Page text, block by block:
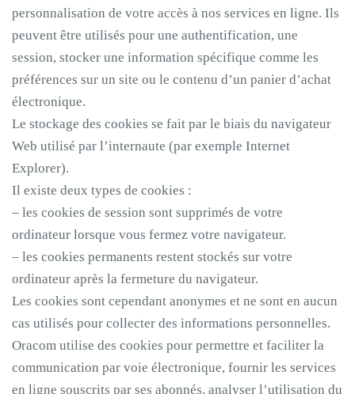
personnalisation de votre accès à nos services en ligne. Ils
peuvent être utilisés pour une authentification, une
session, stocker une information spécifique comme les
préférences sur un site ou le contenu d’un panier d’achat
électronique.
Le stockage des cookies se fait par le biais du navigateur
Web utilisé par l’internaute (par exemple Internet
Explorer).
Il existe deux types de cookies :
– les cookies de session sont supprimés de votre
ordinateur lorsque vous fermez votre navigateur.
– les cookies permanents restent stockés sur votre
ordinateur après la fermeture du navigateur.
Les cookies sont cependant anonymes et ne sont en aucun
cas utilisés pour collecter des informations personnelles.
Oracom utilise des cookies pour permettre et faciliter la
communication par voie électronique, fournir les services
en ligne souscrits par ses abonnés, analyser l’utilisation du